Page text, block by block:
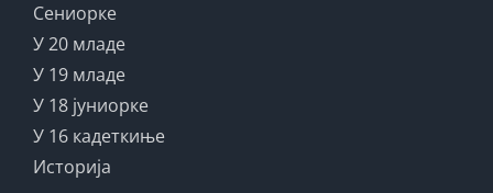
Сениорке
У 20 младе
У 19 младе
У 18 јуниорке
У 16 кадеткиње
Историја